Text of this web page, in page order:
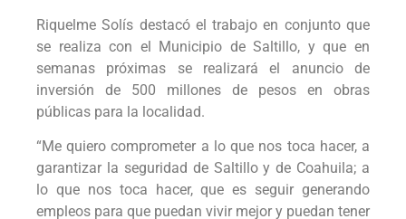
Riquelme Solís destacó el trabajo en conjunto que
se realiza con el Municipio de Saltillo, y que en
semanas próximas se realizará el anuncio de
inversión de 500 millones de pesos en obras
públicas para la localidad.
“Me quiero comprometer a lo que nos toca hacer, a
garantizar la seguridad de Saltillo y de Coahuila; a
lo que nos toca hacer, que es seguir generando
empleos para que puedan vivir mejor y puedan tener